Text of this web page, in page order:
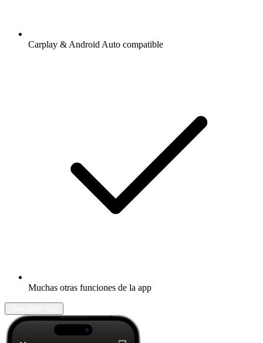
Carplay & Android Auto compatible
Muchas otras funciones de la app